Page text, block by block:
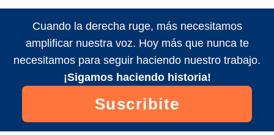
Cuando la derecha ruge, más necesitamos
amplificar nuestra voz. Hoy más que nunca te
necesitamos para seguir haciendo nuestro trabajo.
¡Sigamos haciendo historia!
Suscribite